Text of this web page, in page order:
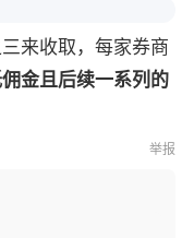
来收取，每家券商
金且后续一系列的
举报